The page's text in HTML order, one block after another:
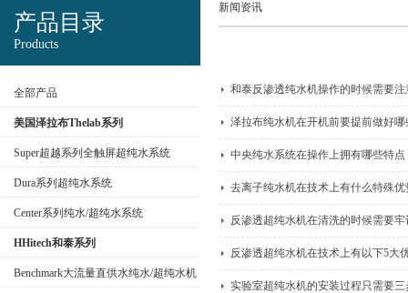
产品目录
Products
全部产品
美国泽拉布Thelab系列
Super超越系列全触屏超纯水系统
Dura系列超纯水系统
Center系列纯水/超纯水系统
HHitech和泰系列
Benchmark大流量直供水纯水/超纯水机
新闻资讯
和泰反渗透纯水机操作的时候需要
泽拉布纯水机在开机前要提前做好
中央纯水系统在操作上拥有哪些特点
去离子纯水机在技术上有什么特殊优
反渗透超纯水机在清洗的时候需要
反渗透超纯水机在技术上有以下5大
实验室超纯水机的安装过程只需要三